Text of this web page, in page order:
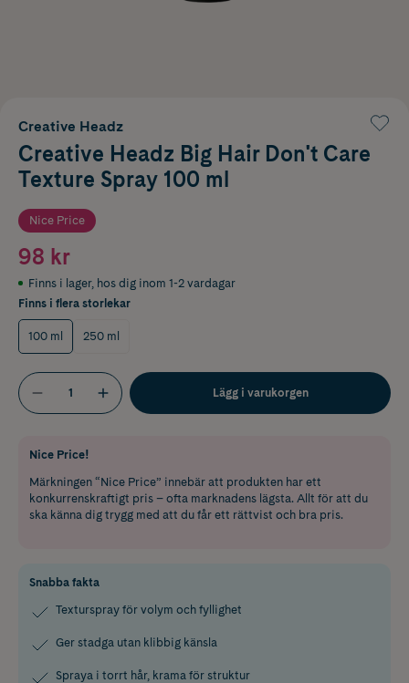
Creative Headz
Creative Headz Big Hair Don't Care
Texture Spray 100 ml
Nice Price
98 kr
Finns i lager, hos dig inom 1-2 vardagar
Finns i flera storlekar
100 ml 250 ml
Lägg i varukorgen
Nice Price!
Märkningen “Nice Price” innebär att produkten har ett
konkurrenskraftigt pris – ofta marknadens lägsta. Allt för att du
ska känna dig trygg med att du får ett rättvist och bra pris.
Snabba fakta
Texturspray för volym och fyllighet
Ger stadga utan klibbig känsla
Spraya i torrt hår, krama för struktur